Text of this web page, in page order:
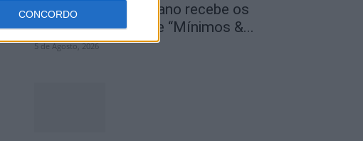
CONCORDO
Centro Cultural Raiano recebe os
filmes “O Convite” e “Mínimos &...
5 de Agosto, 2026